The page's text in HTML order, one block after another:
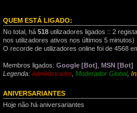
QUEM ESTÁ LIGADO:
No total, há 518 utilizadores ligados :: 2
nos utilizadores ativos nos últimos 5 minutos)
O recorde de utilizadores online foi de 4568
Membros ligados: Google [Bot] MSN [Bot]
Legenda: Administrador Moderador Global,
ANIVERSARIANTES
Hoje não há aniversariantes